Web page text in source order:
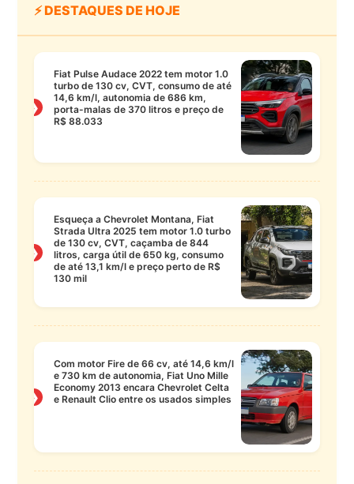
⚡ DESTAQUES DE HOJE
❯
Fiat Pulse Audace 2022 tem motor 1.0
turbo de 130 cv, CVT, consumo de até
14,6 km/l, autonomia de 686 km,
porta-malas de 370 litros e preço de
R$ 88.033
❯
Esqueça a Chevrolet Montana, Fiat
Strada Ultra 2025 tem motor 1.0 turbo
de 130 cv, CVT, caçamba de 844
litros, carga útil de 650 kg, consumo
de até 13,1 km/l e preço perto de R$
130 mil
❯
Com motor Fire de 66 cv, até 14,6 km/l
e 730 km de autonomia, Fiat Uno Mille
Economy 2013 encara Chevrolet Celta
e Renault Clio entre os usados simples